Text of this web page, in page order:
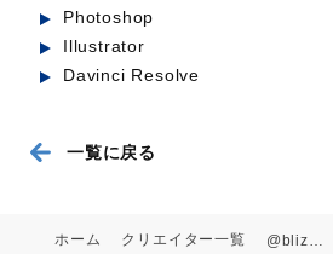
ショップ店員のコーデ
際オシャレなの？店員
Photoshop
Illustrator
Davinci Resolve
一覧に戻る
ホーム クリエイター一覧 @blizzard0510